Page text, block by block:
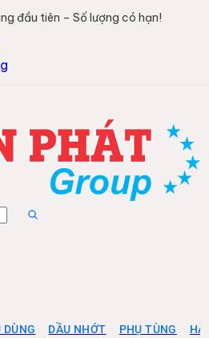
đầu tiên – Số lượng có hạn!
DÙNG DẦU NHỚT PHỤ TÙNG